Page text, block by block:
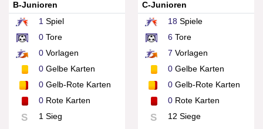
B-Junioren
1 Spiel
0 Tore
0 Vorlagen
0 Gelbe Karten
0 Gelb-Rote Karten
0 Rote Karten
S 1 Sieg
C-Junioren
18 Spiele
6Tore
7 Vorlagen
0Gelbe Karten
0Gelb-Rote Karten
0Rote Karten
S 12 Siege